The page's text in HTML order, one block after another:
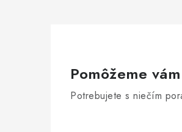
Pomôžeme
Potrebujete s niečím